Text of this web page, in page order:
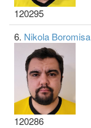
120295
6. Nikola Boromisa
120286